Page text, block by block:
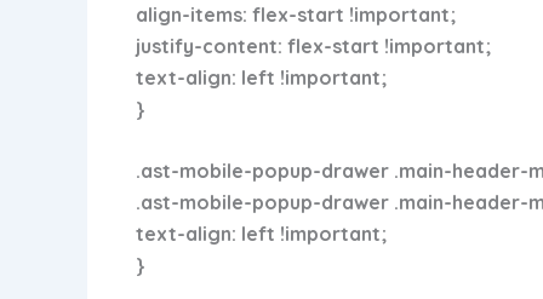
align-items: flex-start !important;
justify-content: flex-start !important;
text-align: left !important;
}
.ast-mobile-popup-drawer .main-header-
.ast-mobile-popup-drawer .main-header-
text-align: left !important;
}